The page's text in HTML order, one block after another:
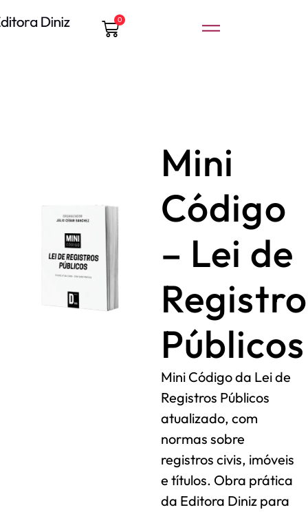
0
Mini
Código
– Lei de
Públicos
Mini Código da Lei de
Registros Públicos
atualizado, com
normas sobre
registros civis, imóveis
e títulos. Obra prática
da Editora Diniz para